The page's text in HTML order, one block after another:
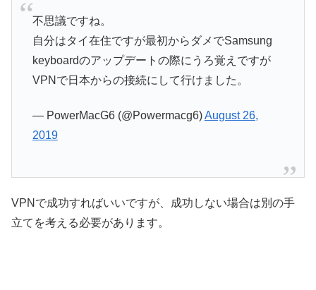
不思議ですね。
自分はタイ在住ですが最初からダメでSamsung
keyboardのアップデートの際にうろ覚えですが
VPNで日本からの接続にして行けました。
— PowerMacG6 (@Powermacg6)August 26,
2019
VPNで成功すればいいですが、成功しない場合は別の手
立てを考える必要があります。